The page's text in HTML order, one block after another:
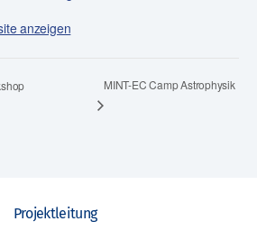
anzeigen
MINT-EC Camp Astrophysik
Projektleitung